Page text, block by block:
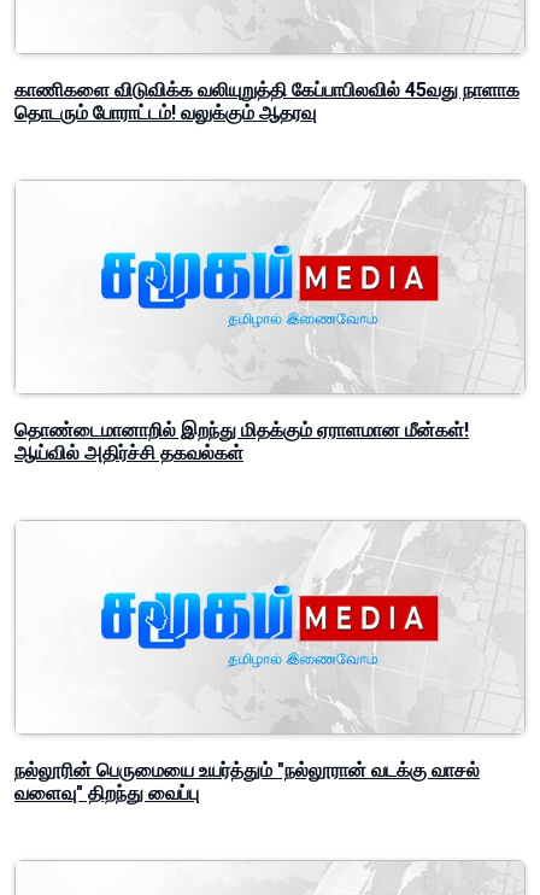
காணிகளை விடுவிக்க வலியுறுத்தி கேப்பாபிலவில் 45வது நாளாக
தொடரும் போராட்டம்! வலுக்கும் ஆதரவு
தொண்டைமானாறில் இறந்து மிதக்கும் ஏராளமான மீன்கள்!
ஆய்வில் அதிர்ச்சி தகவல்கள்
நல்லூரின் பெருமையை உயர்த்தும் "நல்லூரான் வடக்கு வாசல்
வளைவு" திறந்து வைப்பு